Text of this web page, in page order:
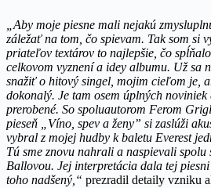
„Aby moje piesne mali nejakú
záležať na tom, čo spievam. Tak som si
priateľov textárov to najlepšie, čo
celkovom vyznení a idey albumu. Už sa
snažiť o hitový singel, mojim cieľom je,
dokonalý. Je tam osem úplných noviniek
prerobené. So spoluautorom Ferom
pieseň „Víno, spev a ženy” si zaslúži
vybral z mojej hudby k baletu Everest
Tú sme znovu nahrali a naspievali
Ballovou. Jej interpretácia dala tej
toho nadšený,“ prezradil detaily vzniku